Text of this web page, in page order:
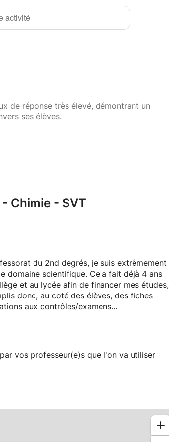
activité
de réponse très élevé, démontrant un
ses élèves.
Chimie - SVT
du 2nd degrés, je suis extrêmement
domaine scientifique. Cela fait déjà 4 ans
et au lycée afin de financer mes études,
donc, au coté des élèves, des fiches
aux contrôles/examens...
vos professeur(e)s que l'on va utiliser